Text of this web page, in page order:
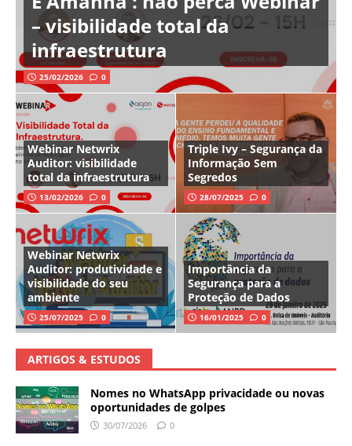
– visibilidade total da
infraestrutura
25/02/2026 0
Webinar Netwrix
Auditor: visibilidade
total da infraestrutura
13/02/2026 0
Triple Ivy – Segurança da
Informação Sem
Segredos
28/07/2025 0
Webinar Netwrix
Auditor: produtividade e
visibilidade do seu
ambiente
25/07/2025 0
Importância da
Segurança para a
Proteção de Dados
16/01/2025 0
ARTIGOS & ESTUDOS
Nomes no WhatsApp privacidade ou novas
oportunidades de golpes
30/07/2026 0